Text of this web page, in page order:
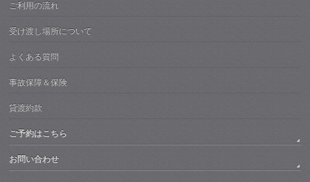
ご利用の流れ
受け渡し場所について
よくある質問
事故保障＆保険
貸渡約款
ご予約はこちら
お問い合わせ